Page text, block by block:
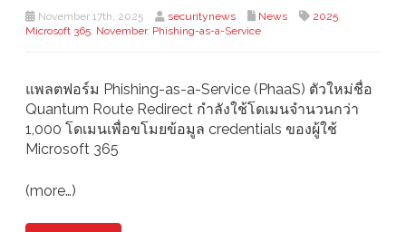
November 17th, 2025 securitynews News 2025,
Microsoft 365, November, Phishing-as-a-Service
แพลตฟอร์ม Phishing-as-a-Service (PhaaS) ตัวใหม่ชื่อ
Quantum Route Redirect กำลังใช้โดเมนจำนวนกว่า
1,000 โดเมนเพื่อขโมยข้อมูล credentials ของผู้ใช้
Microsoft 365
(more…)